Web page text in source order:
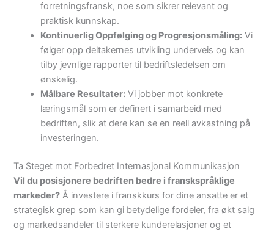
forretningsfransk, noe som sikrer relevant og
praktisk kunnskap.
Kontinuerlig Oppfølging og Progresjonsmåling: Vi
følger opp deltakernes utvikling underveis og kan
tilby jevnlige rapporter til bedriftsledelsen om
ønskelig.
Målbare Resultater: Vi jobber mot konkrete
læringsmål som er definert i samarbeid med
bedriften, slik at dere kan se en reell avkastning på
investeringen.
Ta Steget mot Forbedret Internasjonal Kommunikasjon
Vil du posisjonere bedriften bedre i franskspråklige
markeder? Å investere i franskkurs for dine ansatte er et
strategisk grep som kan gi betydelige fordeler, fra økt salg
og markedsandeler til sterkere kunderelasjoner og et